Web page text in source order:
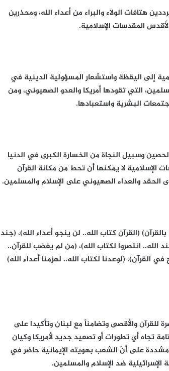
هتافات الولاء والبراء من أعداء الله، ومحذرين
لأقدس المقدسات الإسلامية.
إلى اليقظة واستشعار المسؤولية الدينية في
التي تقودها أمريكا والعدو الصهيوني، ومن
البشرية واستعبادها.
وسبيل النجاة من الخسارة الكبرى في الدنيا
الإسلامية لا يمكنها أن تحط من مكانة القرآن
والعداء الصهيوني على الإسلام والمسلمين.
(القرآن كتاب الله.. لن ينجو أعداء الله)، (جند
الله.. انتصروا لكتاب الله)، (من لم يغضب للقرآن..
(لوعدنا لكتاب الله.. لهزمنا أعداء الله)
والأقصى وتضامناً مع لبنان وتأكيدا على
تجاه أي تطورات أو تصعيد جديد لأمريكا وكيان
مشددة على أنّ الشعب بهويته الإيمانية حاضر في
الإسرائيلية ضد الإسلام والمسلمين.